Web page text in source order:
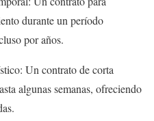
durante un período
por años.
Un contrato de corta
algunas semanas, ofreciendo